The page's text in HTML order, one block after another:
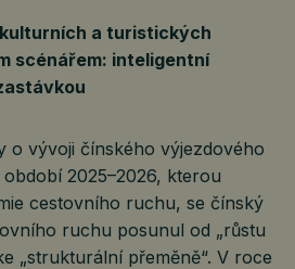
a turistických
scénářem: inteligentní
o vývoji čínského výjezdového
2025–2026, kterou
cestovního ruchu, se čínský
ruchu posunul od „růstu
„strukturální přeměně“. V roce